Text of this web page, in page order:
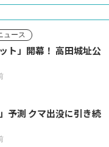
ュース
ト」開幕！ 高田城址公
に引き続